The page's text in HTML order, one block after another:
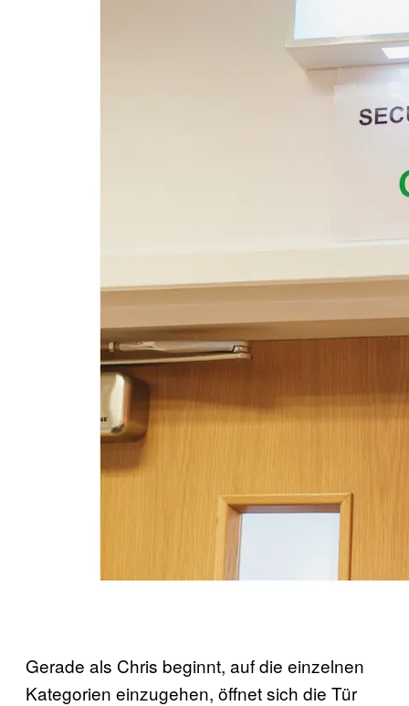
Gerade als Chris beginnt, auf die einzelnen
Kategorien einzugehen, öffnet sich die Tür